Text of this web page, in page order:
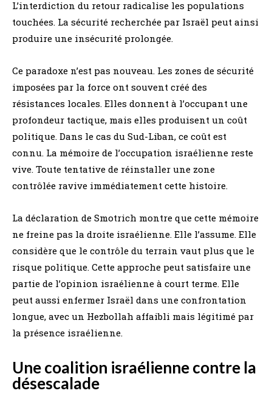
L’interdiction du retour radicalise les populations
touchées. La sécurité recherchée par Israël peut ainsi
produire une insécurité prolongée.
Ce paradoxe n’est pas nouveau. Les zones de sécurité
imposées par la force ont souvent créé des
résistances locales. Elles donnent à l’occupant une
profondeur tactique, mais elles produisent un coût
politique. Dans le cas du Sud-Liban, ce coût est
connu. La mémoire de l’occupation israélienne reste
vive. Toute tentative de réinstaller une zone
contrôlée ravive immédiatement cette histoire.
La déclaration de Smotrich montre que cette mémoire
ne freine pas la droite israélienne. Elle l’assume. Elle
considère que le contrôle du terrain vaut plus que le
risque politique. Cette approche peut satisfaire une
partie de l’opinion israélienne à court terme. Elle
peut aussi enfermer Israël dans une confrontation
longue, avec un Hezbollah affaibli mais légitimé par
la présence israélienne.
Une coalition israélienne contre la
désescalade